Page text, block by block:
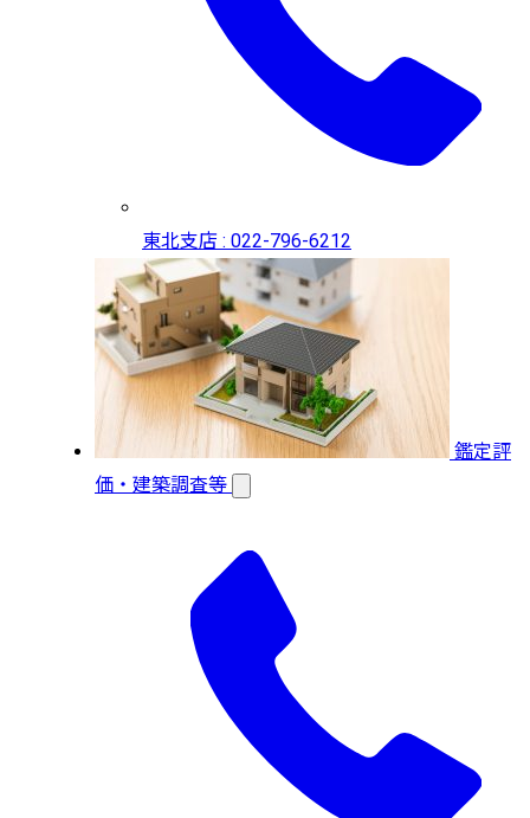
東北支店 : 022-796-6212
鑑定評
価・建築調査等